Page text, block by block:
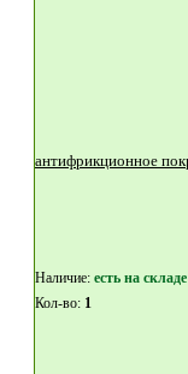
Наличие: eсть на складе
Кол-во: 1